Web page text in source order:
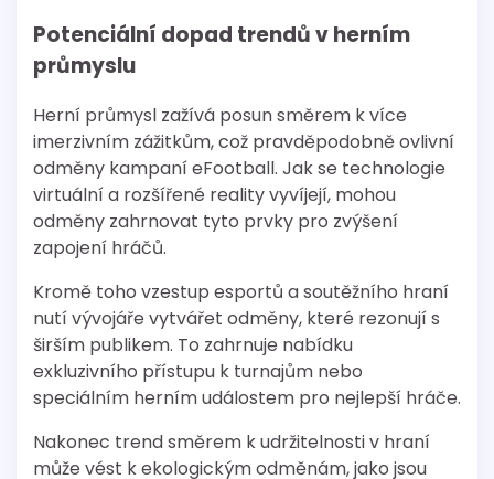
Potenciální dopad trendů v herním
průmyslu
Herní průmysl zažívá posun směrem k více
imerzivním zážitkům, což pravděpodobně ovlivní
odměny kampaní eFootball. Jak se technologie
virtuální a rozšířené reality vyvíjejí, mohou
odměny zahrnovat tyto prvky pro zvýšení
zapojení hráčů.
Kromě toho vzestup esportů a soutěžního hraní
nutí vývojáře vytvářet odměny, které rezonují s
širším publikem. To zahrnuje nabídku
exkluzivního přístupu k turnajům nebo
speciálním herním událostem pro nejlepší hráče.
Nakonec trend směrem k udržitelnosti v hraní
může vést k ekologickým odměnám, jako jsou